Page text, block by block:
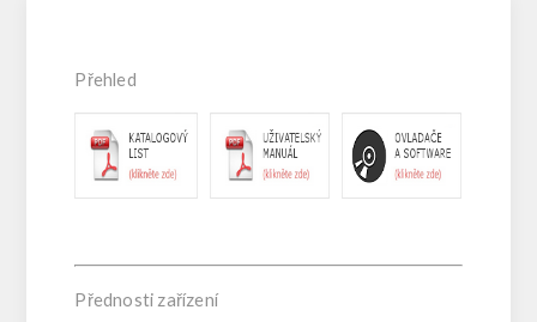
Přehled
Přednosti zařízení